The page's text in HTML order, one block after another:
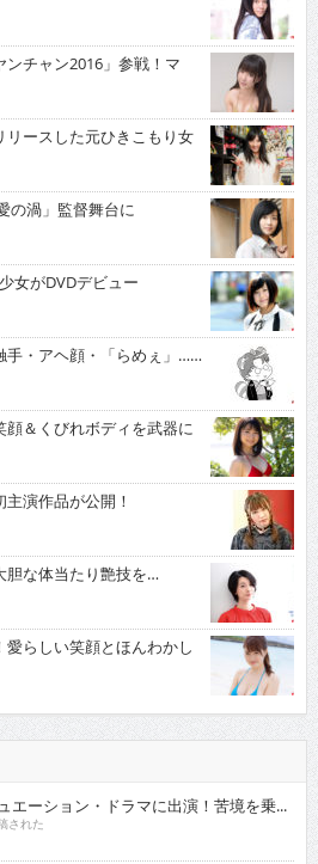
チャン2016」参戦！マ
ースした元ひきこもり女
渦」監督舞台に
女がDVDデビュー
・アヘ顔・「らめぇ」……
＆くびれボディを武器に
演作品が公開！
な体当たり艶技を…
らしい笑顔とほんわかし
ーション・ドラマに出演！苦境を乗...
された